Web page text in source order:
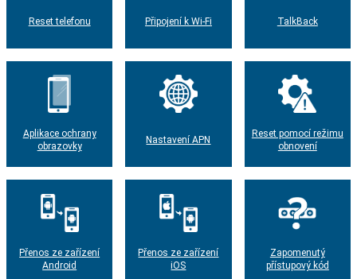
Reset telefonu Připojení k Wi-Fi TalkBack
Aplikace ochrany
obrazovky
Nastavení APN
Reset pomocí režimu
obnovení
Přenos ze zařízení
Android
Přenos ze zařízení
iOS
Zapomenutý
přístupový kód